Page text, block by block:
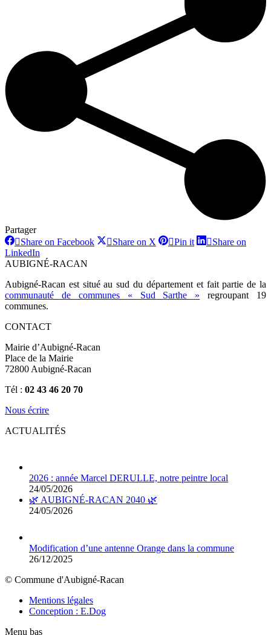
Partager
Share on FacebookShareShare on X SharePin itShareShare on
LinkedIn
on
AUBIGNÉ-RACAN
Aubigné-Racan est situé au sud du département et fait partie de la
communauté de communes « Sud Sarthe » regroupant 19
communes.
CONTACT
Mairie d’Aubigné-Racan
Place de la Mairie
72800 Aubigné-Racan
Tél : 02 43 46 20 70
Nous écrire
ACTUALITÉS
2026 : année Marcel DERULLE, notre peintre local
24/05/2026
🌿 AUBIGNÉ-RACAN 2040 🌿
24/05/2026
Modification d’une antenne Orange dans la commune
26/12/2025
© Commune d'Aubigné-Racan
Mentions légales
Conception : E.Dog
Menu bas